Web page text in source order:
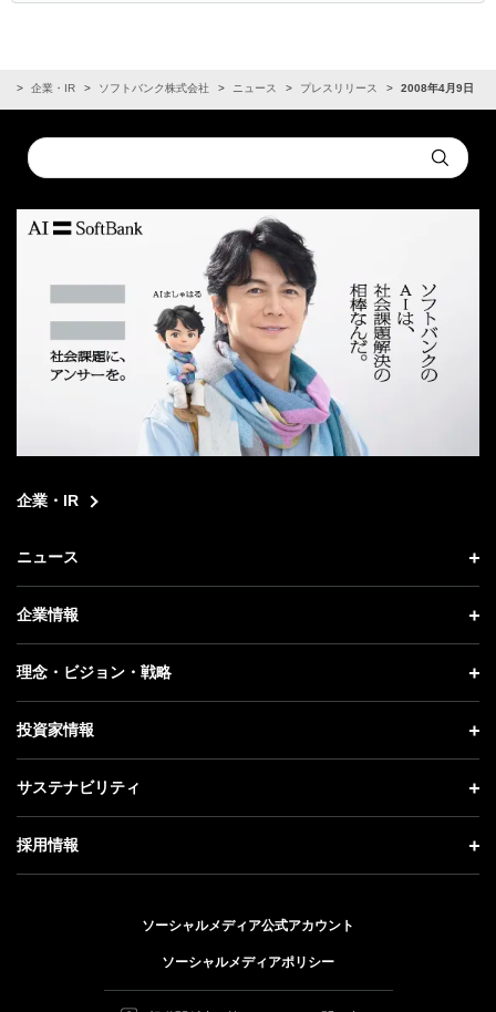
企業・IR ソフトバンク株式会社 ニュース プレスリリース 2008年4月9日
Conduct
a
Submit
企業・IR
ニュース
ニュース トップ
プレスリリース
更新情報
記者説明会
企業情報
企業情報 トップ
社長メッセージ
事業紹介
ガバナンス
理念・ビジョン・戦略
理念・ビジョン・戦略 トップ
成長戦略「Activate AI for Society」
人材戦略
投資家情報
投資家情報 トップ
経営方針
個人投資家の皆さまへ
株式と社債について
サステナビリティ
サステナビリティ トップ
トップメッセージ
ESG方針・体制
採用情報
ソーシャルメディア公式アカウント
ソーシャルメディアポリシー